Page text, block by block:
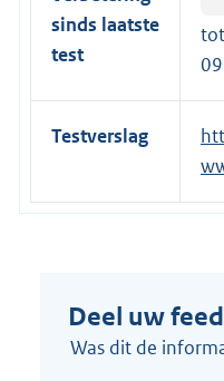
n
k
sinds laatste
test
Testverslag
E
x
t
e
l
Deel uw
Was dit de